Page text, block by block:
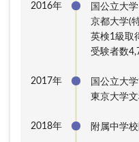
2016年
国公立大
京都大学(
英検1級取
受験者数
2017年
国公立大
東京大学
2018年 附属中学